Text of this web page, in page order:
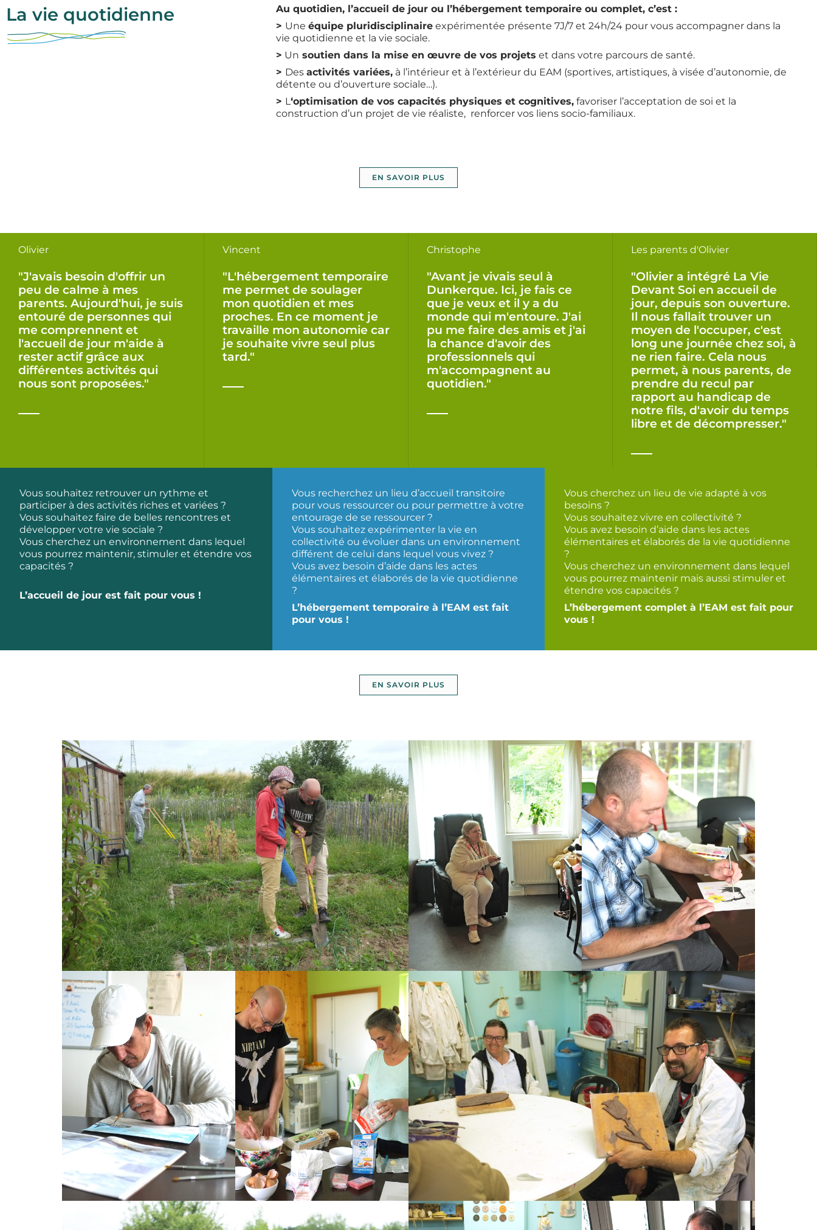
La vie quotidienne
Au quotidien, l’accueil de jour ou l’hébergement temporaire ou complet, c’est :
> Uneéquipe pluridisciplinaire expérimentée présente 7J/7 et 24h/24 pour vous accompagner dans la
vie quotidienne et la vie sociale.
> Un soutien dans la mise en œuvre de vos projets et dans votre parcours de santé.
> Desactivités variées, à l’intérieur et à l’extérieur du EAM (sportives, artistiques, à visée d’autonomie, de
détente ou d’ouverture sociale…).
> L‘optimisation de vos capacités physiques et cognitives, favoriser l’acceptation de soi et la
construction d’un projet de vie réaliste, renforcer vos liens socio-familiaux.
EN SAVOIR PLUS
Olivier
"J'avais besoin d'offrir un
peu de calme à mes
parents. Aujourd'hui, je suis
entouré de personnes qui
me comprennent et
l'accueil de jour m'aide à
rester actif grâce aux
différentes activités qui
nous sont proposées."
Vincent
"L'hébergement temporaire
me permet de soulager
mon quotidien et mes
proches. En ce moment je
travaille mon autonomie car
je souhaite vivre seul plus
tard."
Christophe
"Avant je vivais seul à
Dunkerque. Ici, je fais ce
que je veux et il y a du
monde qui m'entoure. J'ai
pu me faire des amis et j'ai
la chance d'avoir des
professionnels qui
m'accompagnent au
quotidien."
Les parents d'Olivier
"Olivier a intégré La Vie
Devant Soi en accueil de
jour, depuis son ouverture.
Il nous fallait trouver un
moyen de l'occuper, c'est
long une journée chez soi, à
ne rien faire. Cela nous
permet, à nous parents, de
prendre du recul par
rapport au handicap de
notre fils, d'avoir du temps
libre et de décompresser."
Vous souhaitez retrouver un rythme et
participer à des activités riches et variées ?
Vous souhaitez faire de belles rencontres et
développer votre vie sociale ?
Vous cherchez un environnement dans lequel
vous pourrez maintenir, stimuler et étendre vos
capacités ?
L’accueil de jour est fait pour vous !
Vous recherchez un lieu d’accueil transitoire
pour vous ressourcer ou pour permettre à votre
entourage de se ressourcer ?
Vous souhaitez expérimenter la vie en
collectivité ou évoluer dans un environnement
différent de celui dans lequel vous vivez ?
Vous avez besoin d’aide dans les actes
élémentaires et élaborés de la vie quotidienne
?
L’hébergement temporaire à l’EAM est fait
pour vous !
Vous cherchez un lieu de vie adapté à vos
besoins ?
Vous souhaitez vivre en collectivité ?
Vous avez besoin d’aide dans les actes
élémentaires et élaborés de la vie quotidienne
?
Vous cherchez un environnement dans lequel
vous pourrez maintenir mais aussi stimuler et
étendre vos capacités ?
L’hébergement complet à l’EAM est fait pour
vous !
EN SAVOIR PLUS